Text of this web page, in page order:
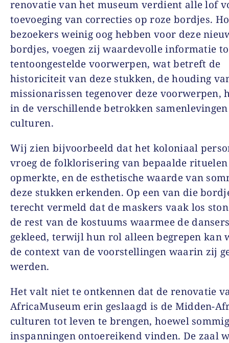
renovatie van het museum verdient alle lof
toevoeging van correcties op roze bordjes.
bezoekers weinig oog hebben voor deze
bordjes, voegen zij waardevolle informatie
tentoongestelde voorwerpen, wat betreft de
historiciteit van deze stukken, de houding
missionarissen tegenover deze voorwerpen,
in de verschillende betrokken
culturen.
Wij zien bijvoorbeeld dat het koloniaal
vroeg de folklorisering van bepaalde rituelen
opmerkte, en de esthetische waarde van
deze stukken erkenden. Op een van die
terecht vermeld dat de maskers vaak los
de rest van de kostuums waarmee de
gekleed, terwijl hun rol alleen begrepen kan
de context van de voorstellingen waarin zij
werden.
Het valt niet te ontkennen dat de renovatie
AfricaMuseum erin geslaagd is de Midden-
culturen tot leven te brengen, hoewel
inspanningen ontoereikend vinden. De zaal